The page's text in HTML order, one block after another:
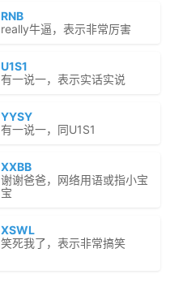
RNB
really牛逼，表示非常厉害
U1S1
有一说一，表示实话实说
YYSY
有一说一，同U1S1
XXBB
谢谢爸爸，网络用语或指小宝
宝
XSWL
笑死我了，表示非常搞笑